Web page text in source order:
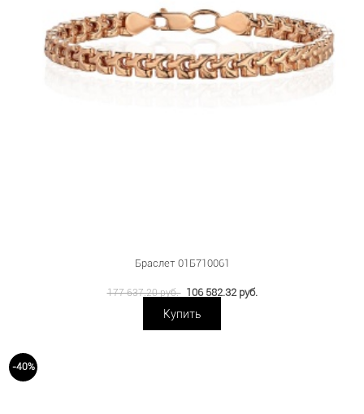
Браслет 01Б710061
177 637.20 руб. 106 582.32 руб.
Купить
-40%